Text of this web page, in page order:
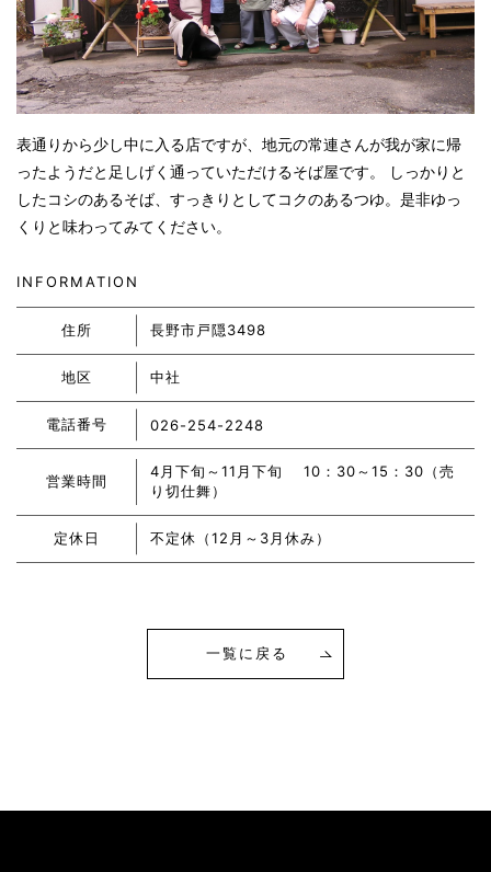
表通りから少し中に入る店ですが、地元の常連さんが我が家に帰
ったようだと足しげく通っていただけるそば屋です。 しっかりと
したコシのあるそば、すっきりとしてコクのあるつゆ。是非ゆっ
くりと味わってみてください。
INFORMATION
住所 長野市戸隠3498
地区 中社
電話番号 026-254-2248
営業時間
4月下旬～11月下旬 10：30～15：30（売
り切仕舞）
定休日 不定休（12月～3月休み）
一覧に戻る